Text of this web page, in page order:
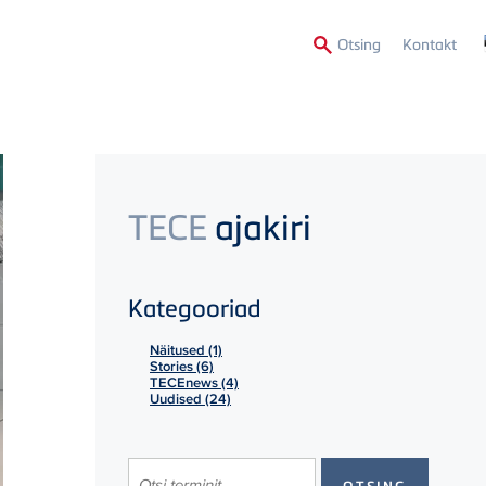
Otsing Kontakt
TECE ajakiri
Kategooriad
Näitused (1)
Stories (6)
TECEnews (4)
Uudised (24)